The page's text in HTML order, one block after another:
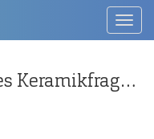
attisch-schwarzfiguriges Keramikfragment mit Fisch n. links